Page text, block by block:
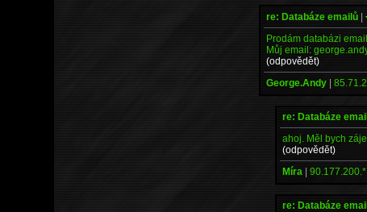
re: Databáze emailů |
Prodám databázi
Můj email:
(odpovědět)
George.Andy |
re: Databáze
ahoj. Měl bych
(odpovědět)
Míra |90.177.200.*
re: Databáze